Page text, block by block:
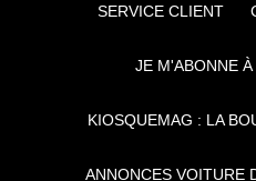
SERVICE CLIENT
JE M'ABONNE
KIOSQUEMAG : LA
ANNONCES VOITURE